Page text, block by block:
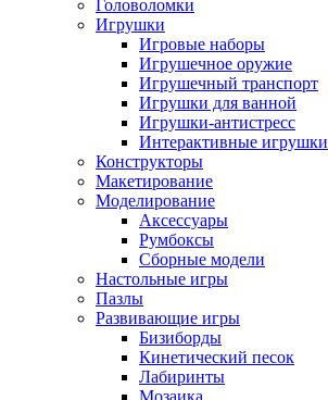
Головоломки
Игрушки
Игровые наборы
Игрушечное оружие
Игрушечный транспорт
Игрушки для ванной
Игрушки-антистресс
Интерактивные игрушки
Конструкторы
Макетирование
Моделирование
Аксессуары
Румбоксы
Сборные модели
Настольные игры
Пазлы
Развивающие игры
Бизиборды
Кинетический песок
Лабиринты
Мозаика